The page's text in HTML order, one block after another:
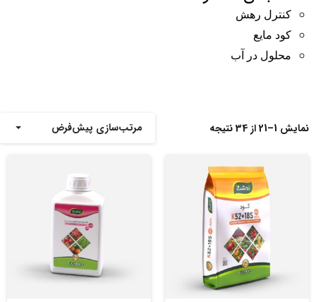
کنترل رهش
کود مایع
محلول در آب
نمایش 1–21 از 34 نتیجه مرتب‌سازی پیش‌فرض